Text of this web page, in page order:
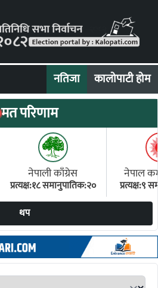
नतिजा कालोपाटी होम
मत परिणाम
नेपाली काँग्रेस
प्रत्यक्ष:१८ समानुपातिक:२०
नेपाल
प्रत्यक्ष:९
थप